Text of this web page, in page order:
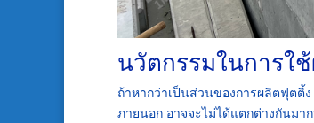
นวัตกรรมในการใ
ถ้าหากว่าเป็นส่วนของการผลิตฟุตติ้
ภายนอก อาจจะไม่ได้แตกต่างกันม